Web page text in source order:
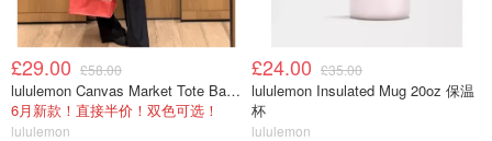
£29.00 £58.00
lululemon Canvas Market Tote Bag 19L
6月新款！直接半价！双色可选！
lululemon
£24.00 £35.00
lululemon Insulated Mug 20oz 保温
杯
lululemon